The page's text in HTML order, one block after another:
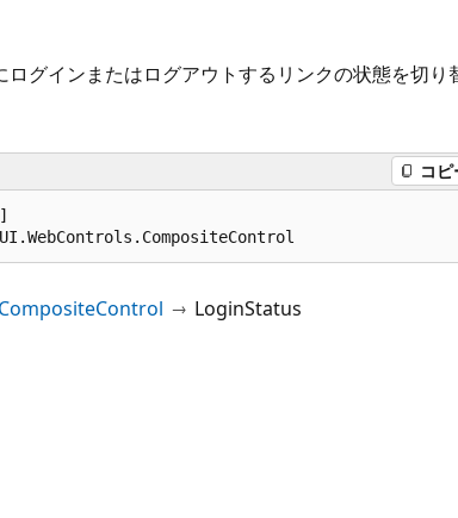
グインまたはログアウトするリンクの状態を切り
コピ
CompositeControl LoginStatus